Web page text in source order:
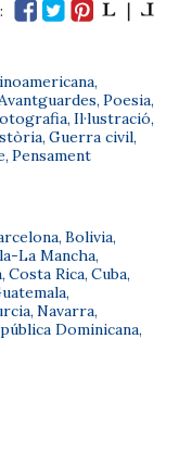
,
, Poesia,
, Il·lustració,
, Guerra civil,
, Pensament
, Bolivia,
La Mancha,
, Costa Rica, Cuba,
,
, Navarra,
Dominicana,